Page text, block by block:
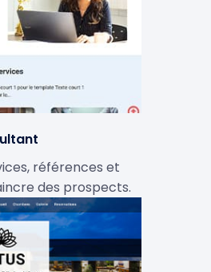
références et
des prospects.